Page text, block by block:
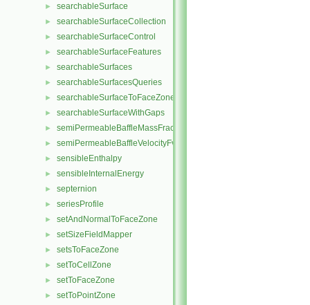
► searchableSurface
► searchableSurfaceCollection
► searchableSurfaceControl
► searchableSurfaceFeatures
► searchableSurfaces
► searchableSurfacesQueries
► searchableSurfaceToFaceZone
► searchableSurfaceWithGaps
► semiPermeableBaffleMassFractionFvPatchScalarField
► semiPermeableBaffleVelocityFvPatchVectorField
► sensibleEnthalpy
► sensibleInternalEnergy
► septernion
► seriesProfile
► setAndNormalToFaceZone
► setSizeFieldMapper
► setsToFaceZone
► setToCellZone
► setToFaceZone
► setToPointZone